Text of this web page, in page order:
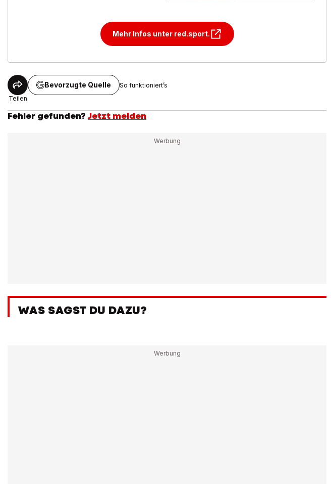
Mehr Infos unter red.sport.
Teilen
Bevorzugte Quelle So funktioniert’s
Fehler gefunden? Jetzt melden
WAS SAGST DU DAZU?